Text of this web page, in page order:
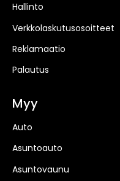
Hallinto
Verkkolaskutusosoitteet
Reklamaatio
Palautus
Myy
Auto
Asuntoauto
Asuntovaunu